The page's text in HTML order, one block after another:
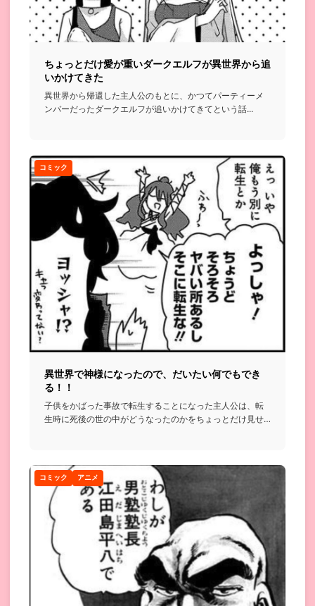
ちょっとだけ愛が重いダークエルフが異世界から追
いかけてきた
異世界から帰還した主人公のもとに、かつてパーティーメ
ンバーだったダークエルフが追いかけてきてという話...
コミック
異世界で神様になったので、だいたい何でもでき
る！！
子供をかばった事故で転生することになった主人公は、転
生時に死後の世の中がどうなったのかをちょっとだけ見せ
コミック アニメ